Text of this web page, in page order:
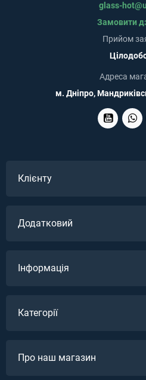
glass-
Замовити
Прийом
Адреса
м. Дніпро,
Клієнту
Додатковий
Інформація
Категорії
Про наш магазин